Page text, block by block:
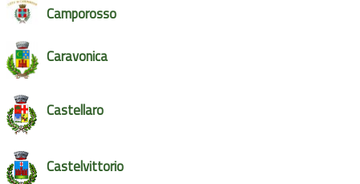
Camporosso
Caravonica
Castellaro
Castelvittorio